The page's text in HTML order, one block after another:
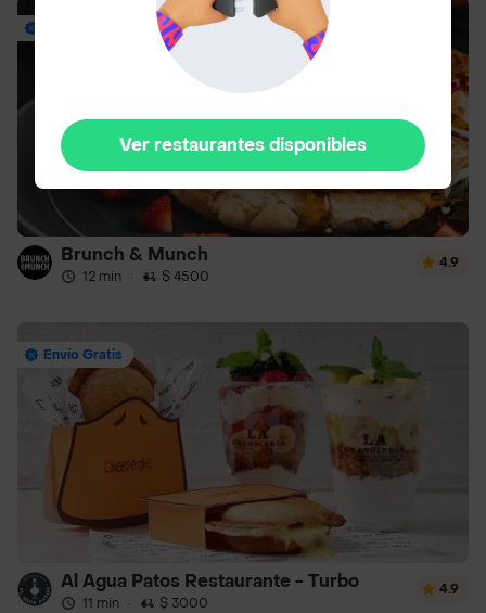
Brunch & Munch
12 min · $ 4500
4.9
Envío Gratis
Al Agua Patos Restaurante - Turbo
11 min · $ 3000
4.9
Ver restaurantes disponibles